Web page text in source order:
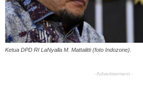
Ketua DPD RI LaNyalla M. Mattalitti (foto Indozone).
- Advertisement -